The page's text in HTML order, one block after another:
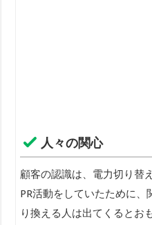
人々の関心
顧客の認識は、電力切り替
PR活動をしていたために
り換える人は出てくるとお